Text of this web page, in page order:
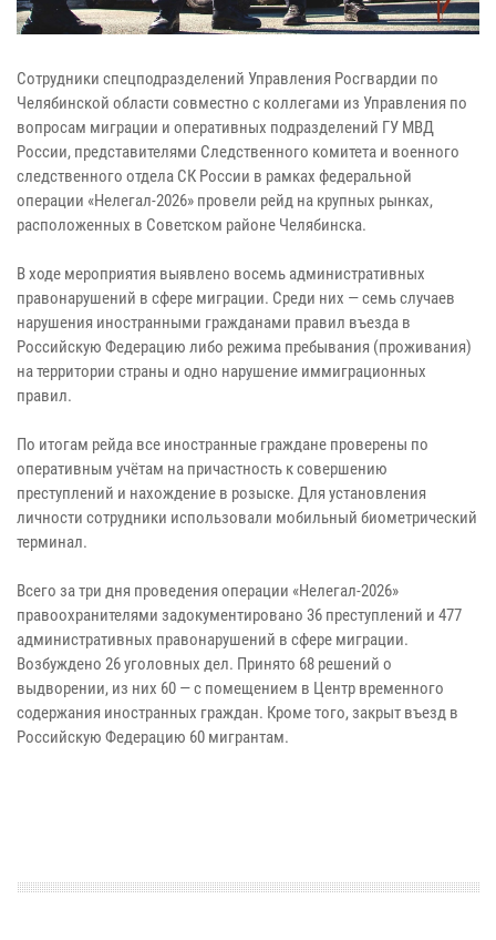
Сотрудники спецподразделений Управления Росгвардии по
Челябинской области совместно с коллегами из Управления по
вопросам миграции и оперативных подразделений ГУ МВД
России, представителями Следственного комитета и военного
следственного отдела СК России в рамках федеральной
операции «Нелегал-2026» провели рейд на крупных рынках,
расположенных в Советском районе Челябинска.
В ходе мероприятия выявлено восемь административных
правонарушений в сфере миграции. Среди них — семь случаев
нарушения иностранными гражданами правил въезда в
Российскую Федерацию либо режима пребывания (проживания)
на территории страны и одно нарушение иммиграционных
правил.
По итогам рейда все иностранные граждане проверены по
оперативным учётам на причастность к совершению
преступлений и нахождение в розыске. Для установления
личности сотрудники использовали мобильный биометрический
терминал.
Всего за три дня проведения операции «Нелегал-2026»
правоохранителями задокументировано 36 преступлений и 477
административных правонарушений в сфере миграции.
Возбуждено 26 уголовных дел. Принято 68 решений о
выдворении, из них 60 — с помещением в Центр временного
содержания иностранных граждан. Кроме того, закрыт въезд в
Российскую Федерацию 60 мигрантам.